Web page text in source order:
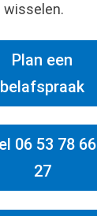
wisselen.
Plan een
belafspraak
06 53 78 66
27